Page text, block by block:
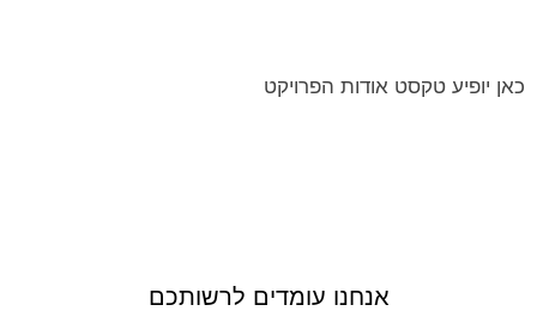
כאן יופיע טקסט אודות הפרויקט
אנחנו עומדים לרשותכם